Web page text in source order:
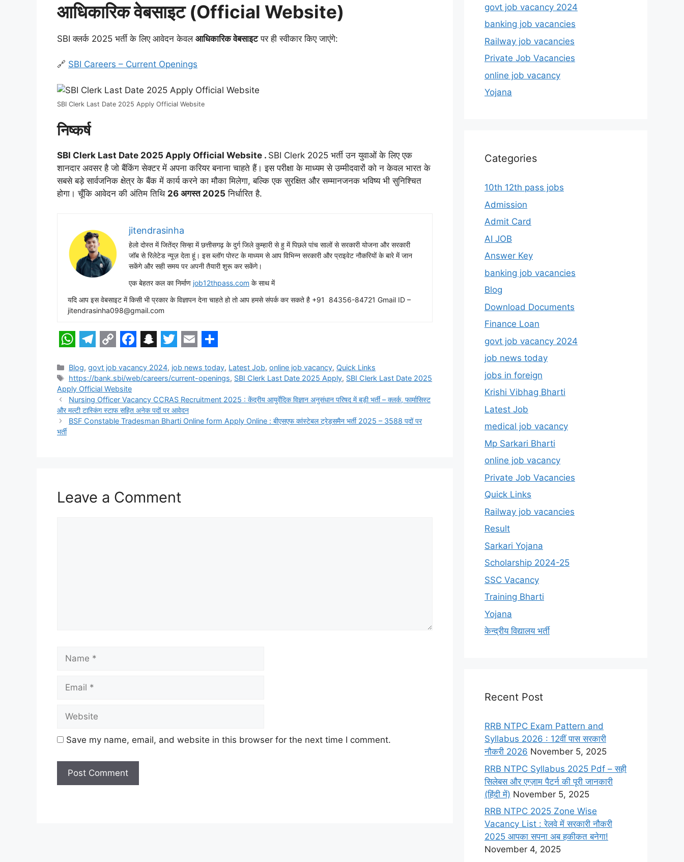
आधिकारिक वेबसाइट (Official Website)
SBI क्लर्क 2025 भर्ती के लिए आवेदन केवल आधिकारिक वेबसाइटपर ही स्वीकार किए जाएंगे:
🔗 SBI Careers – Current Openings
SBI Clerk Last Date 2025 Apply Official Website
निष्कर्ष
SBI Clerk Last Date 2025 Apply Official Website . SBI Clerk 2025 भर्ती उन युवाओं के लिए एक
शानदार अवसर है जो बैंकिंग सेक्टर में अपना करियर बनाना चाहते हैं। इस परीक्षा के माध्यम से उम्मीदवारों को न केवल भारत के
सबसे बड़े सार्वजनिक क्षेत्र के बैंक में कार्य करने का मौका मिलेगा, बल्कि एक सुरक्षित और सम्मानजनक भविष्य भी सुनिश्चित
होगा। चूँकि आवेदन की अंतिम तिथि 26 अगस्त 2025 निर्धारित है.
jitendrasinha
हेलो दोस्त में जितेंद्र सिन्हा में छत्तीसगढ़ के दुर्ग जिले कुम्हारी से हु में पिछले पांच सालों से सरकारी योजना और सरकारी
जॉब से रिलेटेड न्यूज़ देता हूं। इस ब्लॉग पोस्ट के माध्यम से आप विभिन्न सरकारी और प्राइवेट नौकरियों के बारे में जान
सकेंगे और सही समय पर अपनी तैयारी शुरू कर सकेंगे।
एक बेहतर कल का निर्माण job12thpass.com के साथ में
यदि आप इस वेबसाइट में किसी भी प्रकार के विज्ञापन देना चाहते हो तो आप हमसे संपर्क कर सकते है +91 84356-84721 Gmail ID –
jitendrasinha098@gmail.com
h
a
t
s
A
e
l
e
g
o
p
y
L
a
c
e
b
n
a
p
c
w
i
t
t
m
a
i
l
h
a
r
e
Categories
Blog,govt job vacancy 2024, job news today, Latest Job,online job vacancy, Quick Links
Tags
https://bank.sbi/web/careers/current-openings, SBI Clerk Last Date 2025 Apply, SBI Clerk Last Date 2025
Apply Official Website
Nursing Officer Vacancy CCRAS Recruitment 2025 : केंद्रीय आयुर्वेदिक विज्ञान अनुसंधान परिषद में बड़ी भर्ती – क्लर्क, फार्मासिस्ट
और मल्टी टास्किंग स्टाफ सहित अनेक पदों पर आवेदन
BSF Constable Tradesman Bharti Online form Apply Online : बीएसएफ कांस्टेबल ट्रेड्समैन भर्ती 2025 – 3588 पदों पर
भर्ती
Leave a Comment
Name
Save my name, email, and website in this browser for the next time I comment.
govt job vacancy 2024
banking job vacancies
Railway job vacancies
Private Job Vacancies
online job vacancy
Yojana
Categories
10th 12th pass jobs
Admission
Admit Card
AI JOB
Answer Key
banking job vacancies
Blog
Download Documents
Finance Loan
govt job vacancy 2024
job news today
jobs in foreign
Krishi Vibhag Bharti
Latest Job
medical job vacancy
Mp Sarkari Bharti
online job vacancy
Private Job Vacancies
Quick Links
Railway job vacancies
Result
Sarkari Yojana
Scholarship 2024-25
SSC Vacancy
Training Bharti
Yojana
केन्द्रीय विद्यालय भर्ती
Recent Post
RRB NTPC Exam Pattern and
Syllabus 2026 : 12वीं पास सरकारी
नौकरी 2026 November 5, 2025
RRB NTPC Syllabus 2025 Pdf – सही
सिलेबस और एग्ज़ाम पैटर्न की पूरी जानकारी
(हिंदी में) November 5, 2025
RRB NTPC 2025 Zone Wise
Vacancy List : रेलवे में सरकारी नौकरी
2025 आपका सपना अब हकीकत बनेगा!
November 4, 2025